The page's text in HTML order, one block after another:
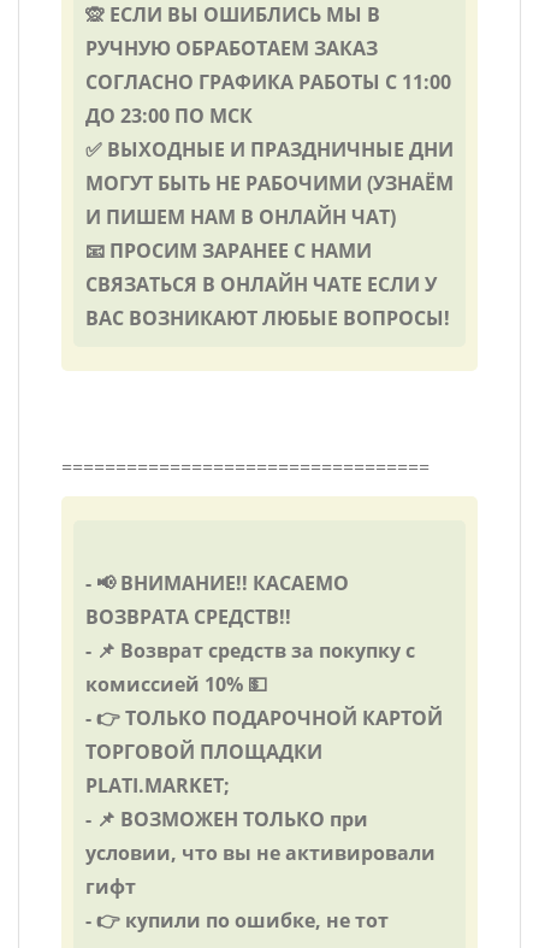
🙊 ЕСЛИ ВЫ ОШИБЛИСЬ МЫ В
РУЧНУЮ ОБРАБОТАЕМ ЗАКАЗ
СОГЛАСНО ГРАФИКА РАБОТЫ С 11:00
ДО 23:00 ПО МСК
✅ ВЫХОДНЫЕ И ПРАЗДНИЧНЫЕ ДНИ
МОГУТ БЫТЬ НЕ РАБОЧИМИ (УЗНАЁМ
И ПИШЕМ НАМ В ОНЛАЙН ЧАТ)
📧 ПРОСИМ ЗАРАНЕЕ С НАМИ
СВЯЗАТЬСЯ В ОНЛАЙН ЧАТЕ ЕСЛИ У
ВАС ВОЗНИКАЮТ ЛЮБЫЕ ВОПРОСЫ!
==================================
- 📢 ВНИМАНИЕ!! КАСАЕМО
ВОЗВРАТА СРЕДСТВ!!
- 📌 Возврат средств за покупку с
комиссией 10% 💵
- 👉 ТОЛЬКО ПОДАРОЧНОЙ КАРТОЙ
ТОРГОВОЙ ПЛОЩАДКИ
PLATI.MARKET;
- 📌 ВОЗМОЖЕН ТОЛЬКО при
условии, что вы не активировали
гифт
- 👉 купили по ошибке, не тот